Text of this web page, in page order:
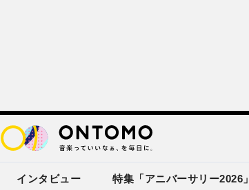
インタビュー 特集「アニバーサリー2026」